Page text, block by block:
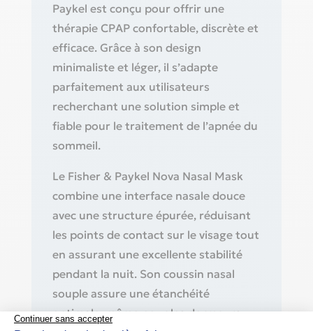
Paykel est conçu pour offrir une
thérapie CPAP confortable, discrète et
efficace. Grâce à son design
minimaliste et léger, il s’adapte
parfaitement aux utilisateurs
recherchant une solution simple et
fiable pour le traitement de l’apnée du
sommeil.
Le Fisher & Paykel Nova Nasal Mask
combine une interface nasale douce
avec une structure épurée, réduisant
les points de contact sur le visage tout
en assurant une excellente stabilité
pendant la nuit. Son coussin nasal
souple assure une étanchéité
optimale, même pour les dormeurs